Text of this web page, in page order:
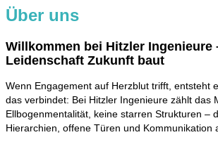
Über uns
Willkommen bei Hitzler Ingenieure
Leidenschaft Zukunft baut
Wenn Engagement auf Herzblut trifft, entsteht
das verbindet: Bei Hitzler Ingenieure zählt das
Ellbogenmentalität, keine starren Strukturen –
Hierarchien, offene Türen und Kommunikation